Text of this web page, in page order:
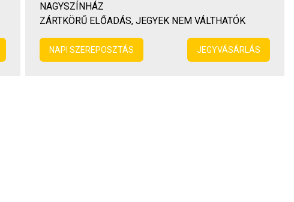
NAGYSZÍNHÁZ
ZÁRTKÖRŰ ELŐADÁS, JEGYEK NEM VÁLTHATÓK
NAPI SZEREPOSZTÁS JEGYVÁSÁRLÁS